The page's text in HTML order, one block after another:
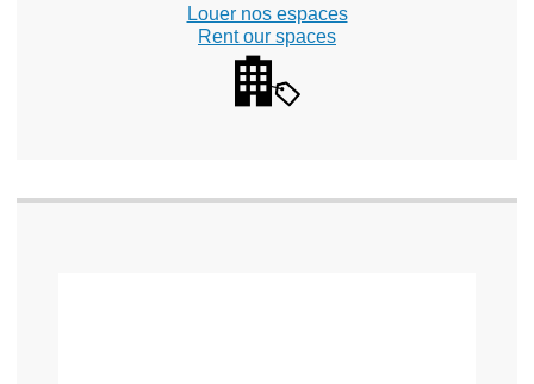
Louer nos espaces
Rent our spaces